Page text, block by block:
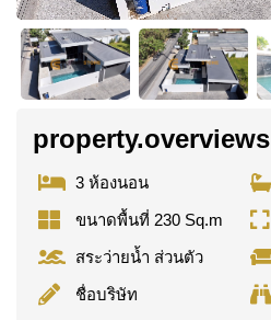
property.overviews
3 ห้องนอน
ขนาดพื้นที่ 230 Sq.m
สระว่ายน้ำ ส่วนตัว
ชื่อบริษัท